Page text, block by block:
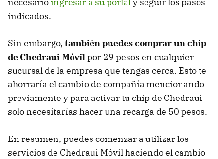
necesarioingresar a su portaly seguir los pasos
indicados.
Sin embargo, también puedes comprar un chip
de Chedraui Móvilpor 29 pesos en cualquier
sucursal de la empresa que tengas cerca. Esto te
ahorraría el cambio de compañía mencionando
previamente y para activar tu chip de Chedraui
solo necesitarías hacer una recarga de 50 pesos.
En resumen, puedes comenzar a utilizar los
servicios de Chedraui Móvil haciendo el cambio